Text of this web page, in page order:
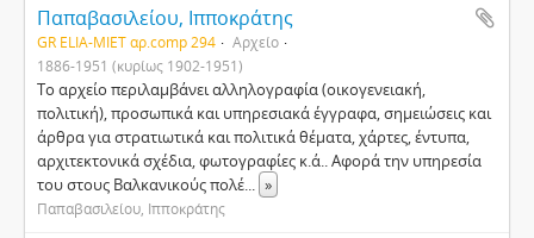
Παπαβασιλείου, Ιπποκράτης
GR ELIA-MIET αρ.comp 294
Αρχείο
1886-1951 (κυρίως 1902-1951)
Το αρχείο περιλαμβάνει αλληλογραφία (οικογενειακή,
πολιτική), προσωπικά και υπηρεσιακά έγγραφα, σημειώσεις και
άρθρα για στρατιωτικά και πολιτικά θέματα, χάρτες, έντυπα,
αρχιτεκτονικά σχέδια, φωτογραφίες κ.ά.. Αφορά την υπηρεσία
του στους Βαλκανικούς πολέ... »
Παπαβασιλείου, Ιπποκράτης